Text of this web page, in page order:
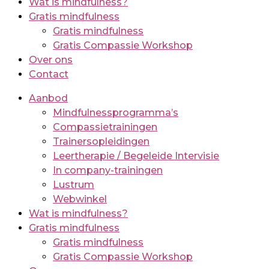
Gratis mindfulness
Gratis mindfulness
Gratis Compassie Workshop
Over ons
Contact
Aanbod
Mindfulnessprogramma’s
Compassietrainingen
Trainersopleidingen
Leertherapie / Begeleide Intervisie
In company-trainingen
Lustrum
Webwinkel
Wat is mindfulness?
Gratis mindfulness
Gratis mindfulness
Gratis Compassie Workshop